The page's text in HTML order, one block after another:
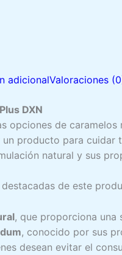
adicionalValoraciones
DXN
opciones de
producto para
natural y sus
de este
, que proporciona una
, conocido por sus
desean evitar el